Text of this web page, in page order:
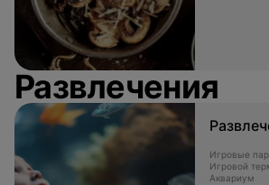
Развлечения
Игровые
Игровой
Аквариум